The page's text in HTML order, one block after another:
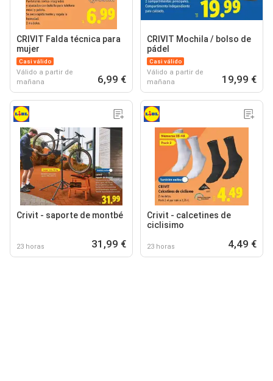
CRIVIT Falda técnica para
mujer
Casi válido
Válido a partir de
mañana
6,99 €
CRIVIT Mochila / bolso de
pádel
Casi válido
Válido a partir de
mañana
19,99 €
Crivit - saporte de montbé
23 horas 31,99 €
Crivit - calcetines de
ciclisimo
23 horas 4,49 €